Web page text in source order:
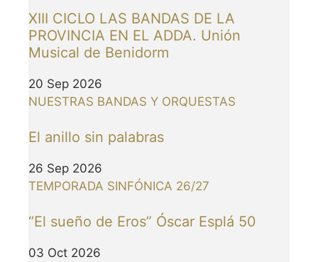
XIII CICLO LAS BANDAS DE LA
PROVINCIA EN EL ADDA. Unión
Musical de Benidorm
20 Sep 2026
NUESTRAS BANDAS Y ORQUESTAS
El anillo sin palabras
26 Sep 2026
TEMPORADA SINFÓNICA 26/27
“El sueño de Eros” Óscar Esplá 50
03 Oct 2026